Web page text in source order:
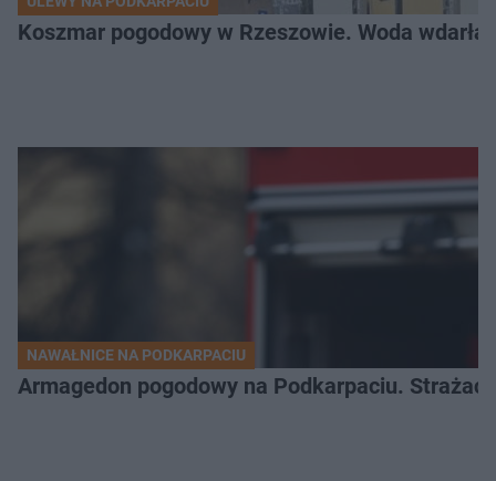
Koszmar pogodowy w Rzeszowie. Woda
NAWAŁNICE NA PODKARPACIU
Armagedon pogodowy na Podkarpaciu.